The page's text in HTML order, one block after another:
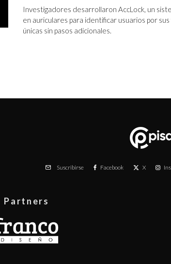
Investigadores desarrollaron AccLock, un
en auriculares para identificar usuarios por
únicas sin pasos adicionales.
Suscribirse Facebook X
Partners